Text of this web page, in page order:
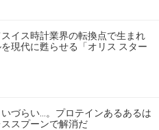
イス時計業界の転換点で生まれ
現代に甦らせる「オリス スター
づらい…。プロテインあるあるは
スプーンで解消だ